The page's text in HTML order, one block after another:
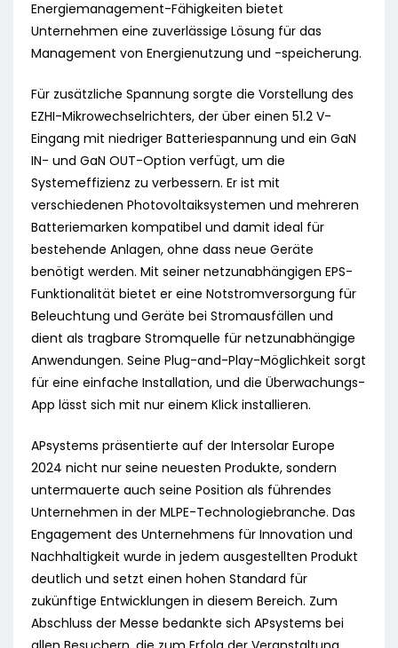
Energiemanagement-Fähigkeiten bietet
Unternehmen eine zuverlässige Lösung für das
Management von Energienutzung und -speicherung.
Für zusätzliche Spannung sorgte die Vorstellung des
EZHI-Mikrowechselrichters, der über einen 51.2 V-
Eingang mit niedriger Batteriespannung und ein GaN
IN- und GaN OUT-Option verfügt, um die
Systemeffizienz zu verbessern. Er ist mit
verschiedenen Photovoltaiksystemen und mehreren
Batteriemarken kompatibel und damit ideal für
bestehende Anlagen, ohne dass neue Geräte
benötigt werden. Mit seiner netzunabhängigen EPS-
Funktionalität bietet er eine Notstromversorgung für
Beleuchtung und Geräte bei Stromausfällen und
dient als tragbare Stromquelle für netzunabhängige
Anwendungen. Seine Plug-and-Play-Möglichkeit sorgt
für eine einfache Installation, und die Überwachungs-
App lässt sich mit nur einem Klick installieren.
APsystems präsentierte auf der Intersolar Europe
2024 nicht nur seine neuesten Produkte, sondern
untermauerte auch seine Position als führendes
Unternehmen in der MLPE-Technologiebranche. Das
Engagement des Unternehmens für Innovation und
Nachhaltigkeit wurde in jedem ausgestellten Produkt
deutlich und setzt einen hohen Standard für
zukünftige Entwicklungen in diesem Bereich. Zum
Abschluss der Messe bedankte sich APsystems bei